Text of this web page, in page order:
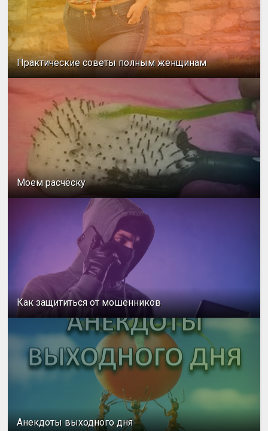
Практические советы полным женщинам
Моем расчёску
Как защититься от мошенников
Анекдоты выходного дня